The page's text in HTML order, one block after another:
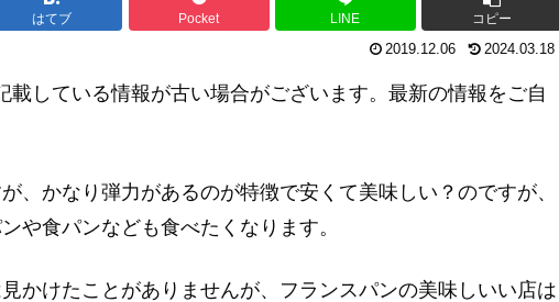
はてブ Pocket LINE コピー
2019.12.06 2024.03.18
載している情報が古い場合がございます。最新の情報をご自
、かなり弾力があるのが特徴で安くて美味しい？のですが、
や食パンなども食べたくなります。
かけたことがありませんが、フランスパンの美味しいい店は